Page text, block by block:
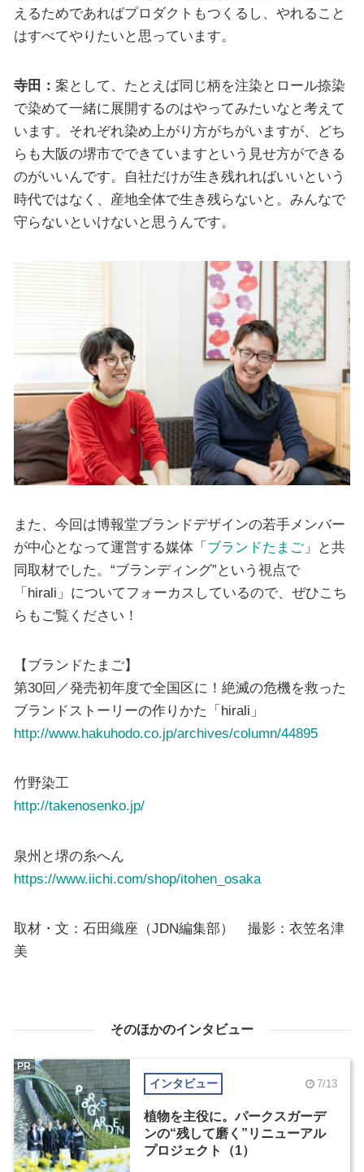
えるためであればプロダクトもつくるし、やれること
はすべてやりたいと思っています。
寺田： 案として、たとえば同じ柄を注染とロール捺染
で染めて一緒に展開するのはやってみたいなと考えて
います。それぞれ染め上がり方がちがいますが、どち
らも大阪の堺市でできていますという見せ方ができる
のがいいんです。自社だけが生き残れればいいという
時代ではなく、産地全体で生き残らないと。みんなで
守らないといけないと思うんです。
また、今回は博報堂ブランドデザインの若手メンバー
が中心となって運営する媒体「ブランドたまご」と共
同取材でした。“ブランディング”という視点で
「hirali」についてフォーカスしているので、ぜひこち
らもご覧ください！
【ブランドたまご】
第30回／発売初年度で全国区に！絶滅の危機を救った
ブランドストーリーの作りかた「hirali」
http://www.hakuhodo.co.jp/archives/column/44895
竹野染工
http://takenosenko.jp/
泉州と堺の糸へん
https://www.iichi.com/shop/itohen_osaka
取材・文：石田織座（JDN編集部） 撮影：衣笠名津
美
そのほかのインタビュー
インタビュー 7/13
植物を主役に。パークスガーデ
ンの“残して磨く”リニューアル
プロジェクト（1）
PR